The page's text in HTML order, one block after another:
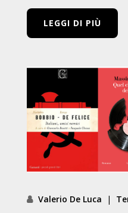
LEGGI DI PIÙ
Valerio De Luca |